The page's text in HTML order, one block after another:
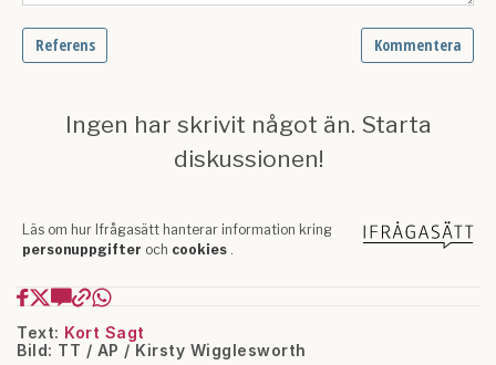
Text: Kort Sagt
Bild: TT / AP / Kirsty Wigglesworth